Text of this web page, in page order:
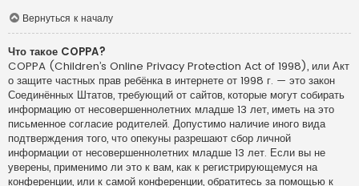
Вернуться к началу
Что такое COPPA?
COPPA (Children’s Online Privacy Protection Act of 1998), или Акт
о защите частных прав ребёнка в интернете от 1998 г. — это закон
Соединённых Штатов, требующий от сайтов, которые могут собирать
информацию от несовершеннолетних младше 13 лет, иметь на это
письменное согласие родителей. Допустимо наличие иного вида
подтверждения того, что опекуны разрешают сбор личной
информации от несовершеннолетних младше 13 лет. Если вы не
уверены, применимо ли это к вам, как к регистрирующемуся на
конференции, или к самой конференции, обратитесь за помощью к